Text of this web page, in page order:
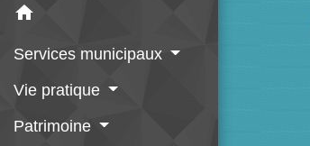
home
Services municipaux
Vie pratique
Patrimoine